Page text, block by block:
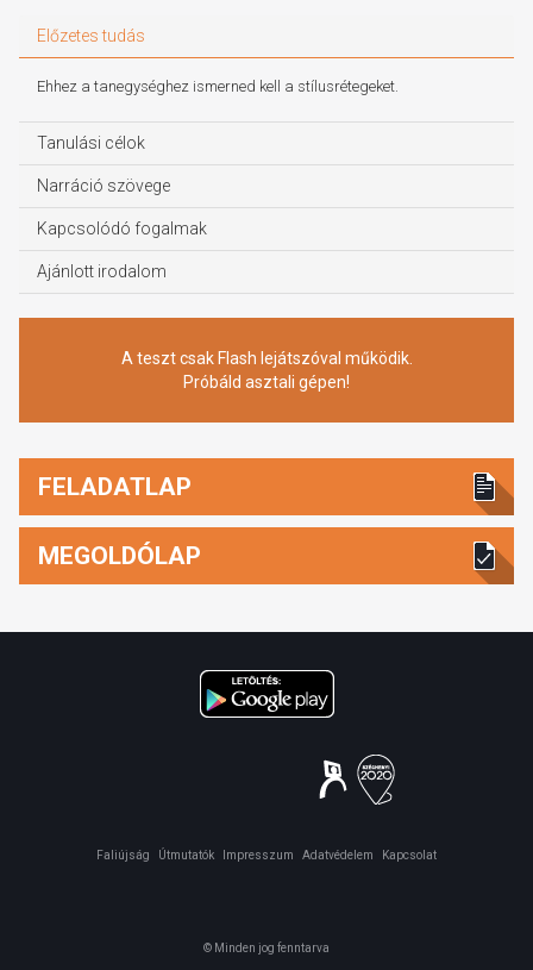
Előzetes tudás
Ehhez a tanegységhez ismerned kell a stílusrétegeket.
Tanulási célok
Narráció szövege
Kapcsolódó fogalmak
Ajánlott irodalom
A teszt csak Flash lejátszóval működik.
Próbáld asztali gépen!
FELADATLAP
MEGOLDÓLAP
Faliújság Útmutatók Impresszum Adatvédelem Kapcsolat
© Minden jog fenntarva